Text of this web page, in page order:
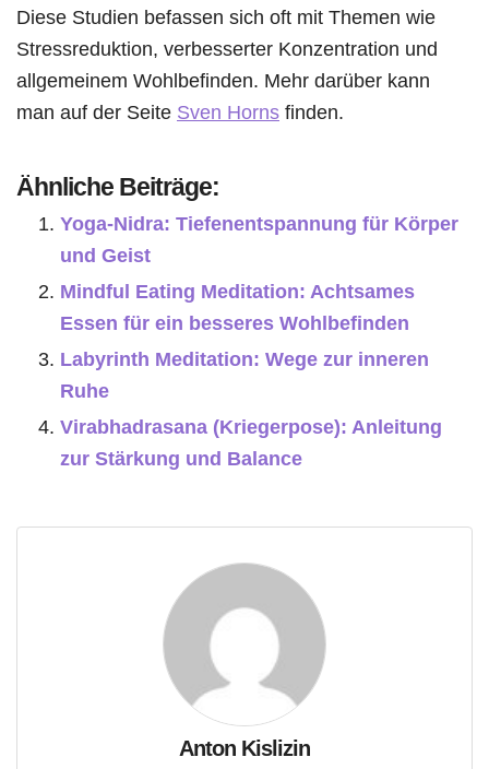
Diese Studien befassen sich oft mit Themen wie
Stressreduktion, verbesserter Konzentration und
allgemeinem Wohlbefinden. Mehr darüber kann
man auf der Seite Sven Horns finden.
Ähnliche Beiträge:
Yoga-Nidra: Tiefenentspannung für Körper
und Geist
Mindful Eating Meditation: Achtsames
Essen für ein besseres Wohlbefinden
Labyrinth Meditation: Wege zur inneren
Ruhe
Virabhadrasana (Kriegerpose): Anleitung
zur Stärkung und Balance
Anton Kislizin